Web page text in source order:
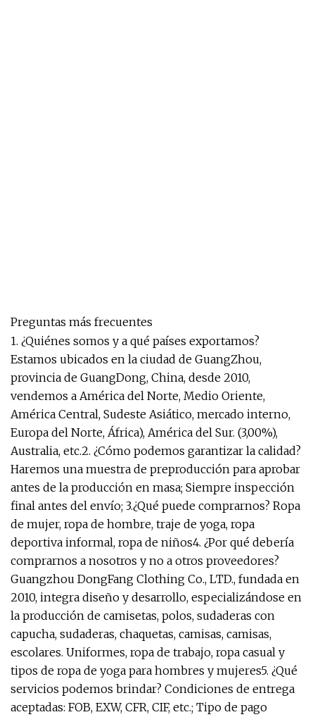
Preguntas más frecuentes
1. ¿Quiénes somos y a qué países exportamos?
Estamos ubicados en la ciudad de GuangZhou,
provincia de GuangDong, China, desde 2010,
vendemos a América del Norte, Medio Oriente,
América Central, Sudeste Asiático, mercado interno,
Europa del Norte, África), América del Sur. (3,00%),
Australia, etc.2. ¿Cómo podemos garantizar la calidad?
Haremos una muestra de preproducción para aprobar
antes de la producción en masa; Siempre inspección
final antes del envío; 3.¿Qué puede comprarnos? Ropa
de mujer, ropa de hombre, traje de yoga, ropa
deportiva informal, ropa de niños4. ¿Por qué debería
comprarnos a nosotros y no a otros proveedores?
Guangzhou DongFang Clothing Co., LTD., fundada en
2010, integra diseño y desarrollo, especializándose en
la producción de camisetas, polos, sudaderas con
capucha, sudaderas, chaquetas, camisas, camisas,
escolares. Uniformes, ropa de trabajo, ropa casual y
tipos de ropa de yoga para hombres y mujeres5. ¿Qué
servicios podemos brindar? Condiciones de entrega
aceptadas: FOB, EXW, CFR, CIF, etc.; Tipo de pago